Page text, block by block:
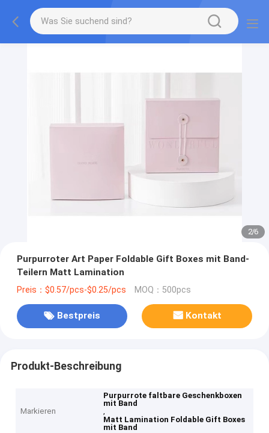
2/6
Purpurroter Art Paper Foldable Gift Boxes mit Band-
Teilern Matt Lamination
Preis：$0.57/pcs-$0.25/pcs MOQ：500pcs
Bestpreis Kontakt
Produkt-Beschreibung
Markieren
Purpurrote faltbare Geschenkboxen
mit Band
,
Matt Lamination Foldable Gift Boxes
mit Band